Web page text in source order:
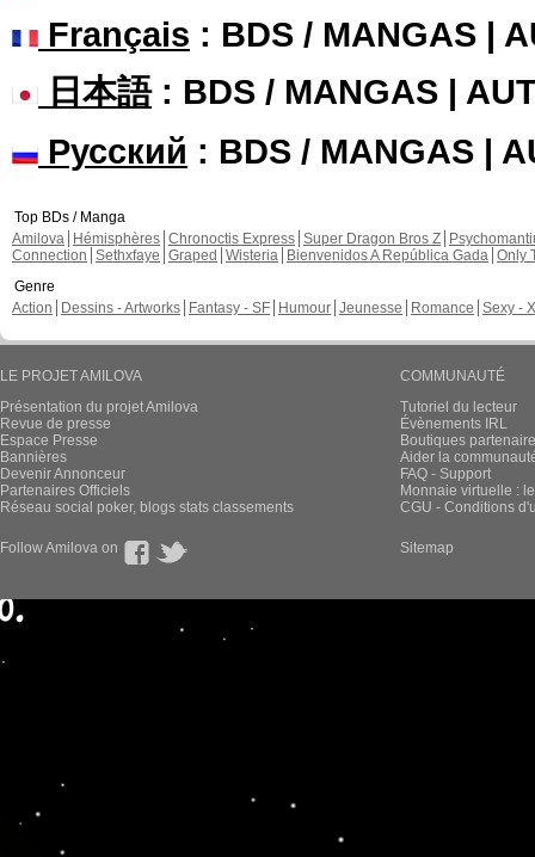
Français : BDS / MANGAS |
日本語: BDS / MANGAS |
Русский : BDS / MANGAS |
Top BDs / Manga
Amilova
Hémisphères Chronoctis Express Super Dragon Bros Z
Connection Sethxfaye Graped Wisteria Bienvenidos A República Gada Only
Genre
Action
Dessins - Artworks Fantasy - SF Humour Jeunesse Romance Sexy -
LE PROJET AMILOVA
Présentation du projet Amilova
Revue de presse
Espace Presse
Bannières
Devenir Annonceur
Partenaires Officiels
Réseau social poker, blogs stats classements
COMMUNAUTÉ
Tutoriel du lecteur
Évènements IRL
Boutiques
Aider la
FAQ - Support
Monnaie virtuelle :
CGU - Conditions
Follow Amilova on Sitemap